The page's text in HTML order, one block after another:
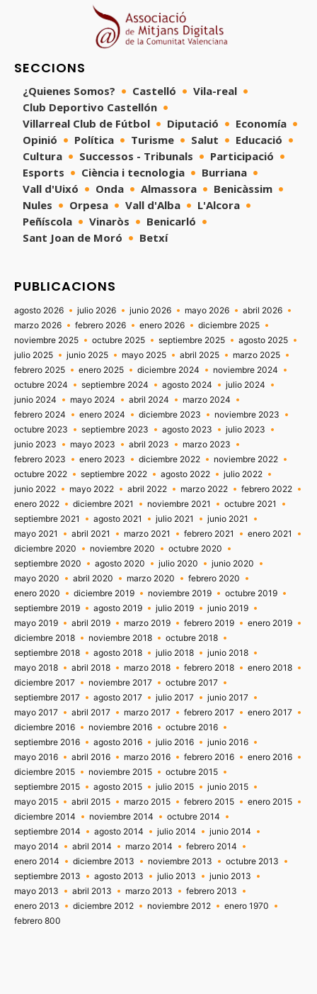
SECCIONS
¿Quienes Somos? Castelló
Vila-real
Club Deportivo Castellón
Villarreal Club de Fútbol
Diputació
Economía
Opinió
Política Turisme Salut
Educació
Cultura
Successos - Tribunals
Participació
Esports
Ciència i tecnologia
Burriana
Vall d'Uixó
Onda Almassora
Benicàssim
Nules
Orpesa Vall d'Alba
L'Alcora
Peñíscola
Vinaròs
Benicarló
Sant Joan de Moró
Betxí
PUBLICACIONS
agosto 2026 julio 2026 junio 2026 mayo 2026
abril 2026
marzo 2026
febrero 2026 enero 2026
diciembre 2025
noviembre 2025
octubre 2025 septiembre 2025
agosto 2025
julio 2025
junio 2025 mayo 2025 abril 2025
marzo 2025
febrero 2025
enero 2025 diciembre 2024
noviembre 2024
octubre 2024
septiembre 2024 agosto 2024
julio 2024
junio 2024
mayo 2024 abril 2024
marzo 2024
febrero 2024
enero 2024 diciembre 2023
noviembre 2023
octubre 2023
septiembre 2023 agosto 2023
julio 2023
junio 2023
mayo 2023 abril 2023
marzo 2023
febrero 2023
enero 2023 diciembre 2022
noviembre 2022
octubre 2022
septiembre 2022 agosto 2022
julio 2022
junio 2022
mayo 2022 abril 2022 marzo 2022
febrero 2022
enero 2022
diciembre 2021 noviembre 2021
octubre 2021
septiembre 2021
agosto 2021 julio 2021
junio 2021
mayo 2021
abril 2021 marzo 2021 febrero 2021
enero 2021
diciembre 2020
noviembre 2020
octubre 2020
septiembre 2020
agosto 2020 julio 2020
junio 2020
mayo 2020
abril 2020 marzo 2020
febrero 2020
enero 2020
diciembre 2019 noviembre 2019
octubre 2019
septiembre 2019
agosto 2019 julio 2019
junio 2019
mayo 2019
abril 2019 marzo 2019 febrero 2019
enero 2019
diciembre 2018
noviembre 2018
octubre 2018
septiembre 2018
agosto 2018 julio 2018
junio 2018
mayo 2018
abril 2018 marzo 2018 febrero 2018
enero 2018
diciembre 2017
noviembre 2017
octubre 2017
septiembre 2017
agosto 2017 julio 2017
junio 2017
mayo 2017
abril 2017 marzo 2017 febrero 2017
enero 2017
diciembre 2016
noviembre 2016
octubre 2016
septiembre 2016
agosto 2016 julio 2016
junio 2016
mayo 2016
abril 2016 marzo 2016 febrero 2016
enero 2016
diciembre 2015
noviembre 2015
octubre 2015
septiembre 2015
agosto 2015 julio 2015
junio 2015
mayo 2015
abril 2015 marzo 2015 febrero 2015
enero 2015
diciembre 2014
noviembre 2014
octubre 2014
septiembre 2014
agosto 2014 julio 2014
junio 2014
mayo 2014
abril 2014 marzo 2014
febrero 2014
enero 2014
diciembre 2013 noviembre 2013
octubre 2013
septiembre 2013
agosto 2013 julio 2013
junio 2013
mayo 2013
abril 2013 marzo 2013
febrero 2013
enero 2013
diciembre 2012 noviembre 2012
enero 1970
febrero 800